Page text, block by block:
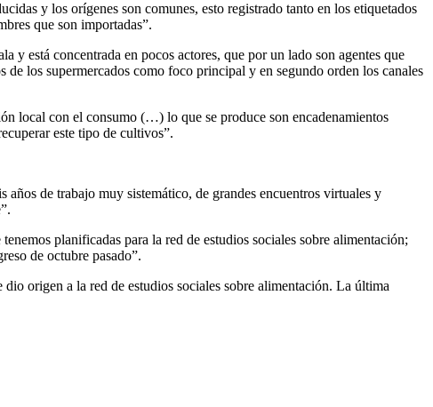
y los orígenes son comunes, esto registrado tanto en los etiquetados
que son importadas”.
y está concentrada en pocos actores, que por un lado son agentes que
los supermercados como foco principal y en segundo orden los canales
local con el consumo (…) lo que se produce son encadenamientos
este tipo de cultivos”.
de trabajo muy sistemático, de grandes encuentros virtuales y
planificadas para la red de estudios sociales sobre alimentación;
de octubre pasado”.
dio origen a la red de estudios sociales sobre alimentación. La última